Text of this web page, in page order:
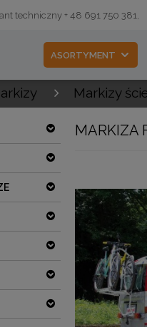
techniczny + 48 691 750 381,
ASORTYMENT
Markizy
MARKIZA